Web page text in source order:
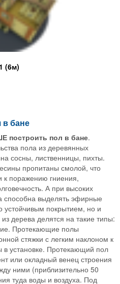
(6м)
в бане
построить пол в бане.
пола из деревянных
сосны, лиственницы, пихты.
пропитаны смолой, что
к поражению гниения,
А при высоких
способна выделять эфирные
устойчивым покрытием, но и
дерева делятся на такие типы:
Протекающие полы
стяжки с легким наклоном к
в установке. Протекающий пол
или окладный венец строения
ними (приблизительно 50
туда воды и воздуха. Под